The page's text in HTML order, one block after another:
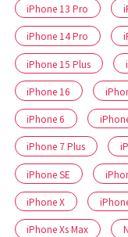
iPhone 13 Pro
iPhone 14 Pro
iPhone 15 Plus
iPhone 16
iPhone 6
iPhone 7 Plus
iPhone SE
iPhone X
iPhone Xs Max